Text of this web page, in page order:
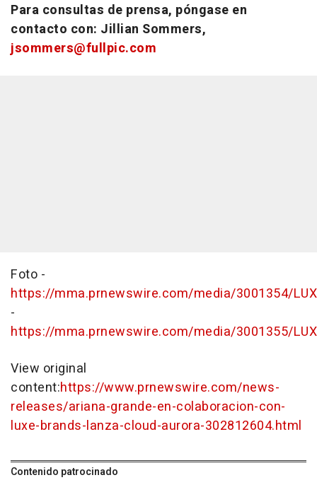
Para consultas de prensa, póngase en
contacto con: Jillian Sommers,
jsommers@fullpic.com
Foto -
https://mma.prnewswire.com/media/3001354/
-
https://mma.prnewswire.com/media/3001355/
View original
content:https://www.prnewswire.com/news-
releases/ariana-grande-en-colaboracion-con-
luxe-brands-lanza-cloud-aurora-302812604.html
Contenido patrocinado